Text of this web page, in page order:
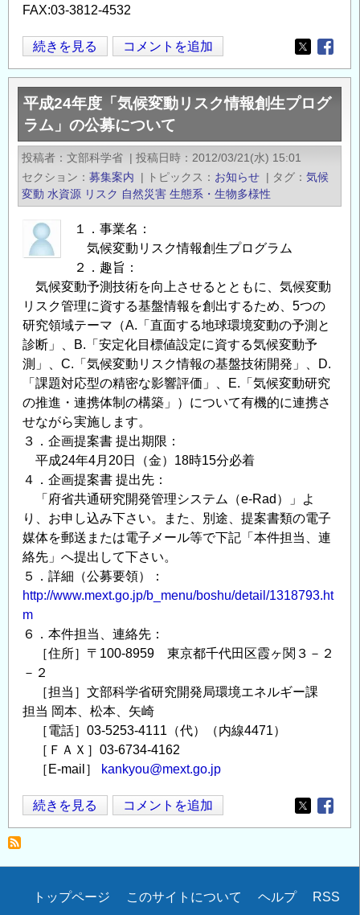
～
FAX:03-3812-4532
一
般
公
開
シ
ン
ポ
ジ
ウ
ム
「環
ア
セ
ス
メ
ン
ト
に
お
け
る
生
多
様
分
定
量
評
価
と
ミ
テ
ゲ
ー
ョ
ン・
続きを見る コメントを追加
Opens in
平成24年度「気候変動リスク情報創生プログ
ラム」の公募について
投稿者 文部科学省 | 投稿日時
2012/03/21(水) 15:01
セクション
募集案内 | トピックス お知らせ | タグ
気候
変動 水資源 リスク 自然災害 生態系・生物多様性
１．事業名：
気候変動リスク情報創生プログラム
２．趣旨：
気候変動予測技術を向上させるとともに、気候変動
リスク管理に資する基盤情報を創出するため、5つの
研究領域テーマ（A.「直面する地球環境変動の予測と
診断」、B.「安定化目標値設定に資する気候変動予
測」、C.「気候変動リスク情報の基盤技術開発」、D.
「課題対応型の精密な影響評価」、E.「気候変動研究
の推進・連携体制の構築」）について有機的に連携さ
せながら実施します。
３．企画提案書 提出期限：
平成24年4月20日（金）18時15分必着
４．企画提案書 提出先：
「府省共通研究開発管理システム（e-Rad）」よ
り、お申し込み下さい。また、別途、提案書類の電子
媒体を郵送または電子メール等で下記「本件担当、連
絡先」へ提出して下さい。
５．詳細（公募要領）：
http://www.mext.go.jp/b_menu/boshu/detail/1318793.ht
m
６．本件担当、連絡先：
［住所］〒100-8959 東京都千代田区霞ヶ関３－２
－２
［担当］文部科学省研究開発局環境エネルギー課
担当 岡本、松本、矢崎
［電話］03-5253-4111（代）（内線4471）
［ＦＡＸ］03-6734-4162
［E-mail］
kankyou@mext.go.jp
平
成
年
「気
続きを見る コメントを追加
Opens in
Secondary
トップページ このサイトについて ヘルプ RSS